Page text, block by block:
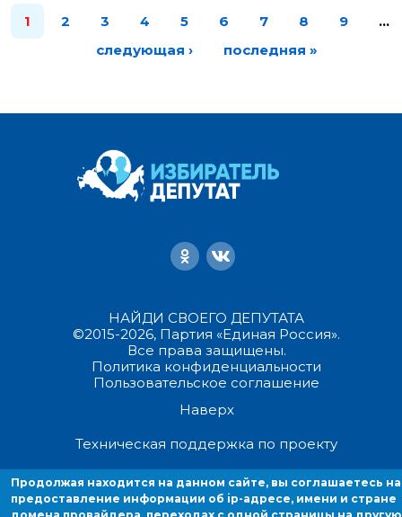
1 2 3 4 5 6 7 8 9
…
следующая ›
последняя »
НАЙДИ СВОЕГО ДЕПУТАТА
©2015-2026, Партия «Единая Россия».
Все права защищены.
Политика конфиденциальности
Пользовательское соглашение
Наверх
Техническая поддержка по проекту
Продолжая находиться на данном сайте, вы соглашаетесь на
предоставление информации об ip-адресе, имени и стране домена
Продолжая находится на данном сайте, вы соглашаетесь на
предоставление информации об ip-адресе, имени и стране